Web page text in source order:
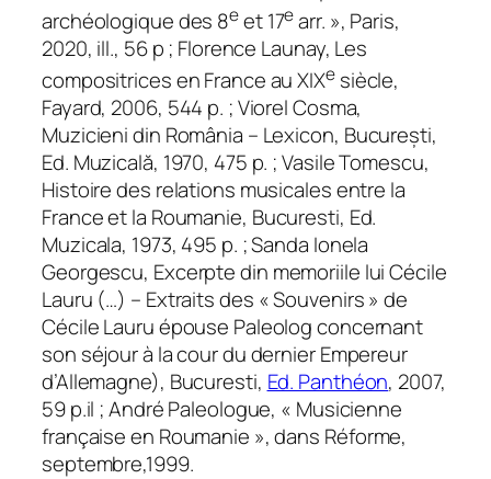
archéologique des 8eet 17earr. », Paris,
2020, ill., 56 p ; Florence Launay, Les
compositrices en France au XIXesiècle,
Fayard, 2006, 544 p. ; Viorel Cosma,
Muzicieni din România – Lexicon, București,
Ed. Muzicală, 1970, 475 p. ; Vasile Tomescu,
Histoire des relations musicales entre la
France et la Roumanie, Bucuresti, Ed.
Muzicala, 1973, 495 p. ; Sanda Ionela
Georgescu, Excerpte din memoriile lui Cécile
Lauru (…) – Extraits des « Souvenirs » de
Cécile Lauru épouse Paleolog concernant
son séjour à la cour du dernier Empereur
d’Allemagne), Bucuresti, Ed. Panthéon, 2007,
59 p.il ; André Paleologue, « Musicienne
française en Roumanie », dans Réforme,
septembre,1999.